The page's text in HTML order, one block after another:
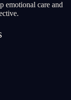
emotional care and